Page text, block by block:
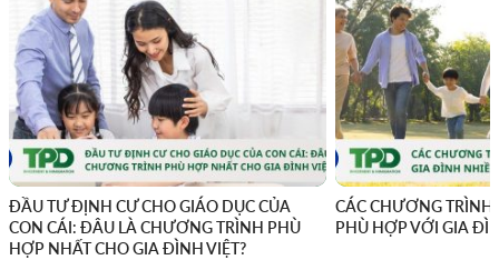
ĐẦU TƯ ĐỊNH CƯ CHO GIÁO DỤC CỦA
CON CÁI: ĐÂU LÀ CHƯƠNG TRÌNH PHÙ
HỢP NHẤT CHO GIA ĐÌNH VIỆT?
CÁC CHƯƠNG
PHÙ HỢP VỚI GIA